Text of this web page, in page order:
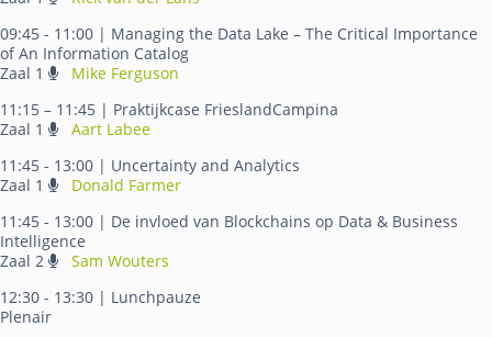
09:45 - 11:00 | Managing the Data Lake – The Critical Importance
of An Information Catalog
Zaal 1
Mike Ferguson
11:15 – 11:45 | Praktijkcase FrieslandCampina
Zaal 1
Aart Labee
11:45 - 13:00 | Uncertainty and Analytics
Zaal 1
Donald Farmer
11:45 - 13:00 | De invloed van Blockchains op Data & Business
Intelligence
Zaal 2
Sam Wouters
12:30 - 13:30 | Lunchpauze
Plenair